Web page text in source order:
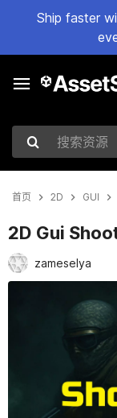
Ship faster
搜索资源
首页 2D GUI
2D Gui
zameselya